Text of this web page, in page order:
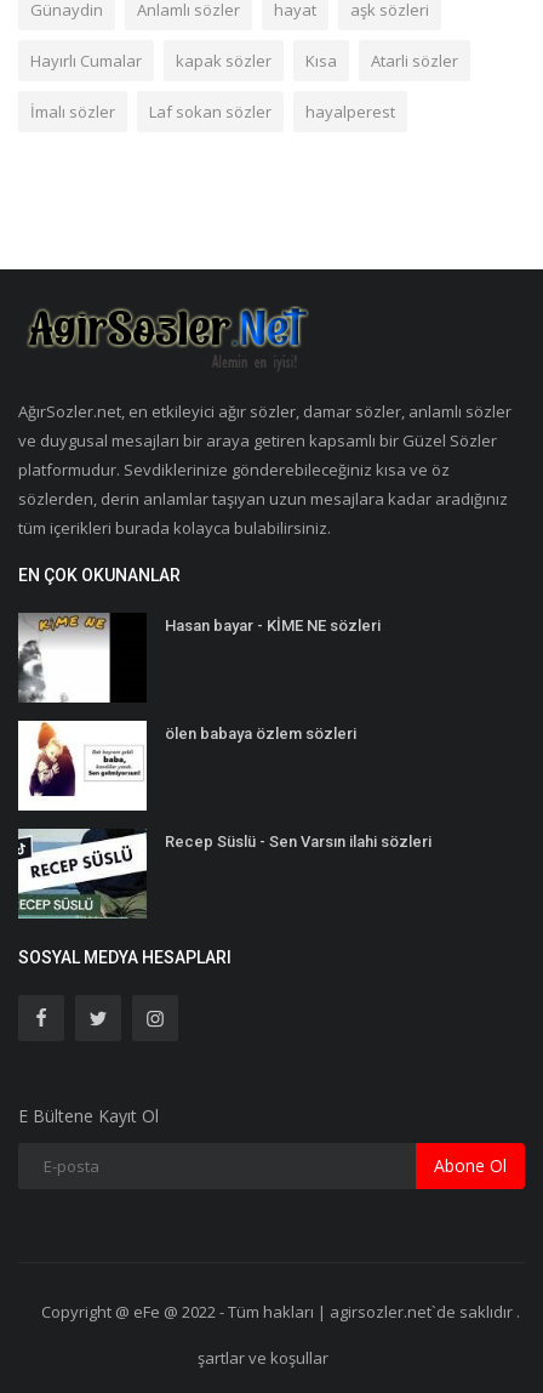
Günaydin Anlamlı sözler hayat aşk sözleri
Hayırlı Cumalar kapak sözler Kısa Atarli sözler
İmalı sözler Laf sokan sözler hayalperest
AğırSozler.net, en etkileyici ağır sözler, damar sözler, anlamlı sözler
ve duygusal mesajları bir araya getiren kapsamlı bir Güzel Sözler
platformudur. Sevdiklerinize gönderebileceğiniz kısa ve öz
sözlerden, derin anlamlar taşıyan uzun mesajlara kadar aradığınız
tüm içerikleri burada kolayca bulabilirsiniz.
EN ÇOK OKUNANLAR
Hasan bayar - KİME NE sözleri
ölen babaya özlem sözleri
Recep Süslü - Sen Varsın ilahi sözleri
SOSYAL MEDYA HESAPLARI
E Bültene Kayıt Ol
Abone Ol
Copyright @ eFe @ 2022 - Tüm hakları | agirsozler.net`de saklıdır .
şartlar ve koşullar